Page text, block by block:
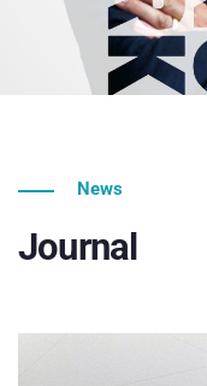
News
Journal